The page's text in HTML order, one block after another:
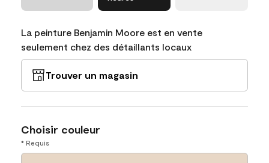
La peinture Benjamin Moore est en vente
seulement chez des détaillants locaux
Trouver un magasin
Choisir couleur
* Requis